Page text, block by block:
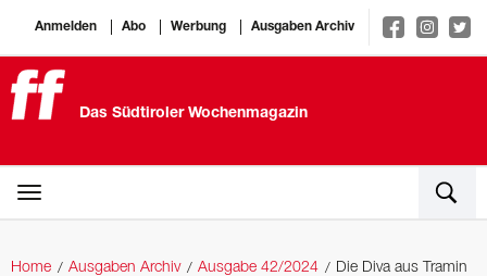
Anmelden Abo Werbung Ausgaben Archiv
Das Südtiroler Wochenmagazin
Home Ausgaben Archiv Ausgabe 42/2024 Die Diva aus Tramin